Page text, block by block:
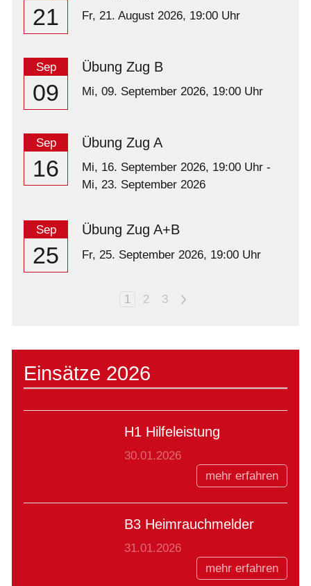
21 Fr, 21. August 2026, 19:00 Uhr
Sep
09
Übung Zug B
Mi, 09. September 2026, 19:00 Uhr
Sep
16
Übung Zug A
Mi, 16. September 2026, 19:00 Uhr -
Mi, 23. September 2026
Sep
25
Übung Zug A+B
Fr, 25. September 2026, 19:00 Uhr
1 2 3 >
Einsätze 2026
H1 Hilfeleistung
30.01.2026
mehr erfahren
B3 Heimrauchmelder
31.01.2026
mehr erfahren